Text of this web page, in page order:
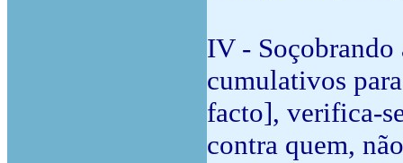
IV - Soçobrando
cumulativos
facto], verifica-
contra quem,